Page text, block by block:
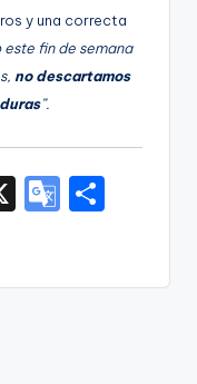
y una correcta
este fin de semana
no descartamos
”.
X
G
gl e